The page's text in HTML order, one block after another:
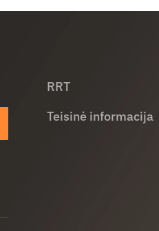
RRT
Teisinė informacija